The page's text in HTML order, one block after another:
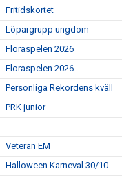
Fritidskortet
Löpargrupp ungdom
Floraspelen 2026
Floraspelen 2026
Personliga Rekordens kväll
PRK junior
Veteran EM
Halloween Karneval 30/10